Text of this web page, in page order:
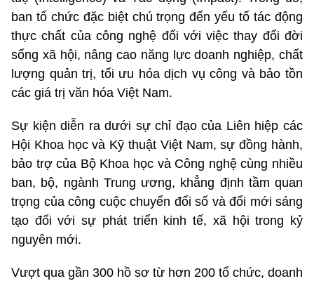
ban tổ chức đặc biệt chú trọng đến yếu tố tác động
thực chất của công nghệ đối với việc thay đổi đời
sống xã hội, nâng cao năng lực doanh nghiệp, chất
lượng quản trị, tối ưu hóa dịch vụ công và bảo tồn
các giá trị văn hóa Việt Nam.
Sự kiện diễn ra dưới sự chỉ đạo của Liên hiệp các
Hội Khoa học và Kỹ thuật Việt Nam, sự đồng hành,
bảo trợ của Bộ Khoa học và Công nghệ cùng nhiều
ban, bộ, ngành Trung ương, khẳng định tầm quan
trọng của công cuộc chuyển đổi số và đổi mới sáng
tạo đối với sự phát triển kinh tế, xã hội trong kỷ
nguyên mới.
Vượt qua gần 300 hồ sơ từ hơn 200 tổ chức, doanh